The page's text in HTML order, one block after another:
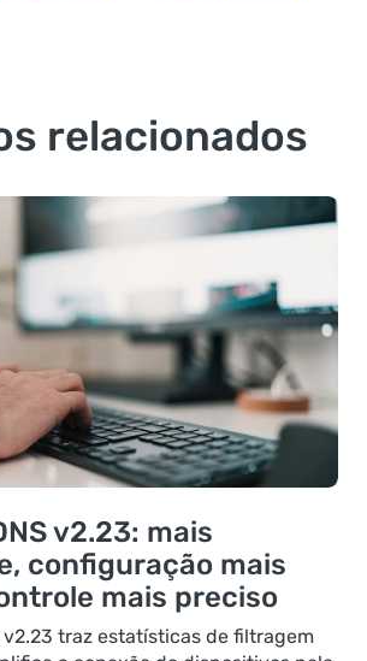
relacionados
v2.23: mais
configuração mais
mais preciso
v2.23 traz estatísticas de filtragem